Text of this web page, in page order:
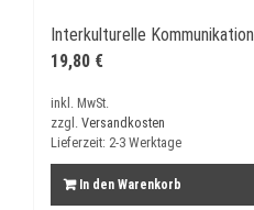
Interkulturelle Kommunikation
19,80 €
inkl. MwSt.
zzgl. Versandkosten
Lieferzeit: 2-3 Werktage
In den Warenkorb